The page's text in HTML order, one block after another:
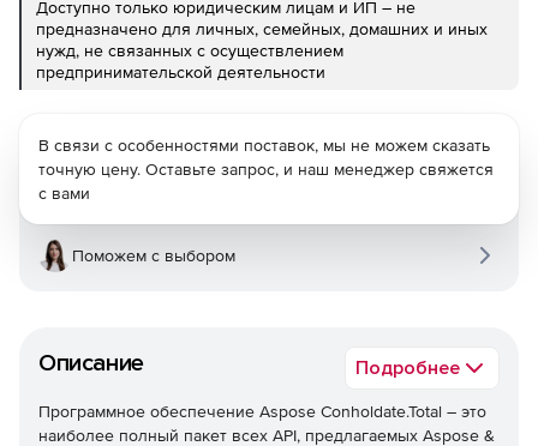
Доступно только юридическим лицам и ИП – не
предназначено для личных, семейных, домашних и иных
нужд, не связанных с осуществлением
предпринимательской деятельности
Описание Подробнее
Программное обеспечение Aspose Conholdate.Total – это
наиболее полный пакет всех API, предлагаемых Aspose &
В связи с особенностями поставок, мы не можем сказать
точную цену. Оставьте запрос, и наш менеджер свяжется
с вами
Поможем с выбором